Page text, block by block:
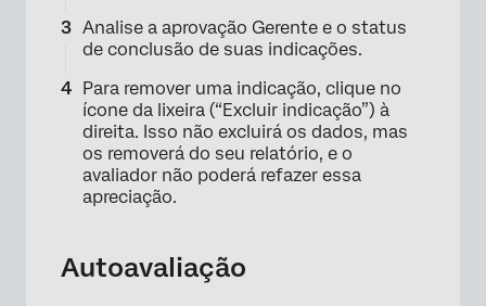
Analise a aprovação Gerente e o status
de conclusão de suas indicações.
Para remover uma indicação, clique no
ícone da lixeira (“Excluir indicação”) à
direita. Isso não excluirá os dados, mas
os removerá do seu relatório, e o
avaliador não poderá refazer essa
apreciação.
Autoavaliação